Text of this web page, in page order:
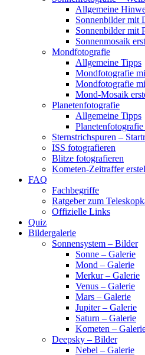
Allgemeine
Sonnenbilder mit
Sonnenbilder mit
Sonnenmosaik
Mondfotografie
Allgemeine Tipps
Mondfotografie
Mondfotografie
Mond-Mosaik
Planetenfotografie
Allgemeine Tipps
Sternstrichspuren –
ISS fotografieren
Blitze fotografieren
Kometen-Zeitraffer
FAQ
Fachbegriffe
Ratgeber zum
Offizielle Links
Quiz
Bildergalerie
Sonnensystem – Bilder
Sonne – Galerie
Mond – Galerie
Merkur – Galerie
Venus – Galerie
Mars – Galerie
Jupiter – Galerie
Saturn – Galerie
Kometen –
Deepsky – Bilder
Nebel – Galerie